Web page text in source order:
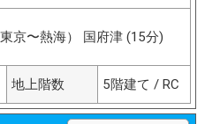
京〜熱海） 国府津 (15分)
地上階数 5階建て / RC